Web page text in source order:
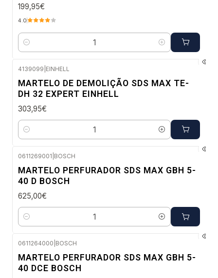
199,95€
4.0
Quantidade
4139099 EINHELL
MARTELO DE DEMOLIÇÃO SDS MAX TE-
DH 32 EXPERT EINHELL
303,95€
Quantidade
0611269001 BOSCH
MARTELO PERFURADOR SDS MAX GBH 5-
40 D BOSCH
625,00€
Quantidade
0611264000 BOSCH
MARTELO PERFURADOR SDS MAX GBH 5-
40 DCE BOSCH